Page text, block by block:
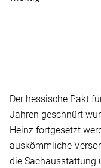
Der hessische Pakt
Jahren geschnürt
Heinz fortgesetzt
auskömmliche
die Sachausstattung